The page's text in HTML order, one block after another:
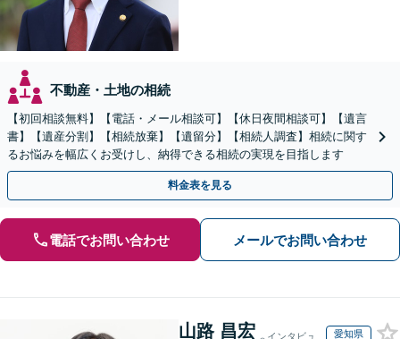
不動産・土地の相続
【初回相談無料】【電話・メール相談可】【休日夜間相談可】【遺言
書】【遺産分割】【相続放棄】【遺留分】【相続人調査】相続に関す
るお悩みを幅広くお受けし、納得できる相続の実現を目指します
料金表を見る
電話でお問い合わせ メールでお問い合わせ
山路 昌宏
インタビュ
愛知県